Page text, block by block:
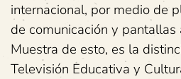
internacional, por medio de
de comunicación y pantallas
Muestra de esto, es la
Televisión Educativa y